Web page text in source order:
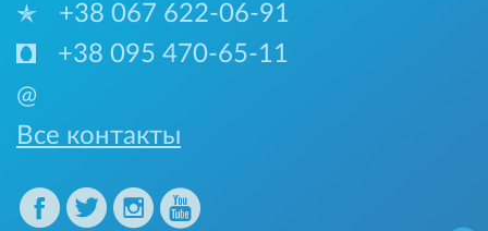
+38 067 622-06-91
+38 095 470-65-11
@
Все контакты